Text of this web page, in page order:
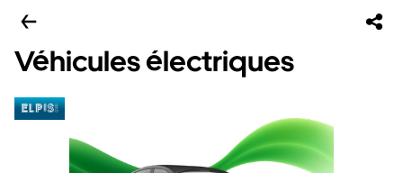
Véhicules électriques